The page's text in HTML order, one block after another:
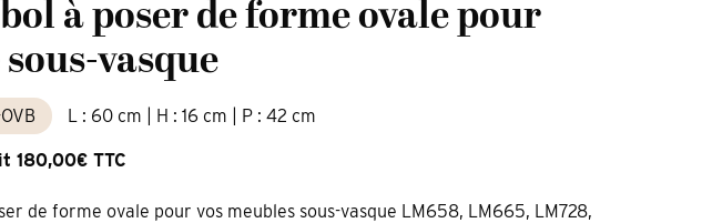
à poser de forme ovale pour
vasque
L : 60 cm | H : 16 cm | P : 42 cm
180,00€ TTC
de forme ovale pour vos meubles sous-vasque LM658, LM665, LM728,